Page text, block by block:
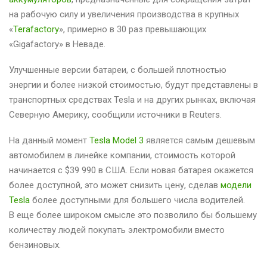
на рабочую силу и увеличения производства в крупных
«Terafactory», примерно в 30 раз превышающих
«Gigafactory» в Неваде.
Улучшенные версии батареи, с большей плотностью
энергии и более низкой стоимостью, будут представлены в
транспортных средствах Tesla и на других рынках, включая
Северную Америку, сообщили источники в Reuters.
На данный момент Tesla Model 3 является самым дешевым
автомобилем в линейке компании, стоимость которой
начинается с $39 990 в США. Если новая батарея окажется
более доступной, это может снизить цену, сделав модели
Tesla более доступными для большего числа водителей.
В еще более широком смысле это позволило бы большему
количеству людей покупать электромобили вместо
бензиновых.